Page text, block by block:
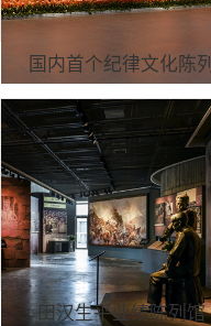
国内首个纪律文化陈列
田汉生平业绩陈列馆